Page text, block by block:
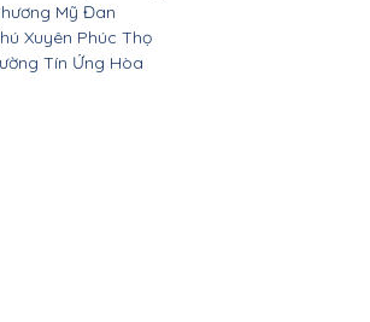
Mỹ Đan
Xuyên Phúc Thọ
Tín Ứng Hòa